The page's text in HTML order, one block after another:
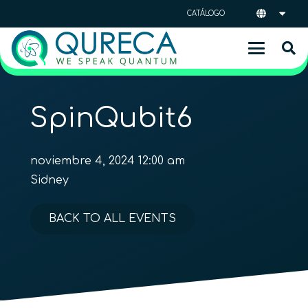
CATÁLOGO
SpinQubit6
noviembre 4, 2024 12:00 am
Sidney
BACK TO ALL EVENTS